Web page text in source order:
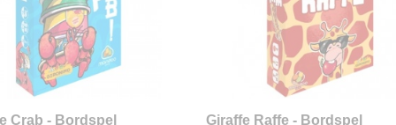
Crab - Bordspel Giraffe Raffe - Bordspel